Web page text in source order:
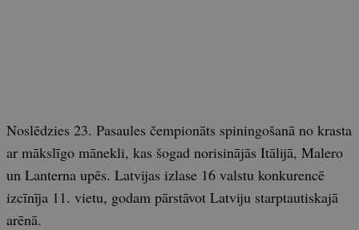
Noslēdzies 23. Pasaules čempionāts spiningošanā no krasta
ar mākslīgo mānekli, kas šogad norisinājās Itālijā, Malero
un Lanterna upēs. Latvijas izlase 16 valstu konkurencē
izcīnīja 11. vietu, godam pārstāvot Latviju starptautiskajā
arēnā.